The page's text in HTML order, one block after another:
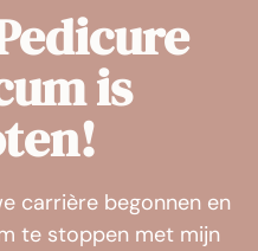
is
carrière begonnen en
te stoppen met mijn